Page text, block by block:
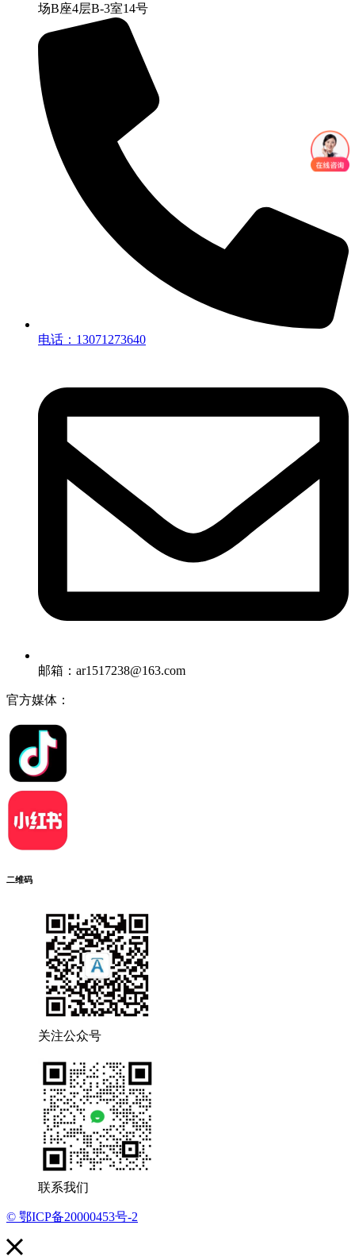
场B座4层B-3室14号
电话：13071273640
邮箱：ar1517238@163.com
官方媒体：
二维码
关注公众号
联系我们
© 鄂ICP备20000453号-2